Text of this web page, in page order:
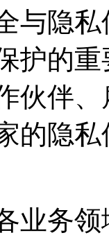
与隐
的重要
合作伙
家的
领域从